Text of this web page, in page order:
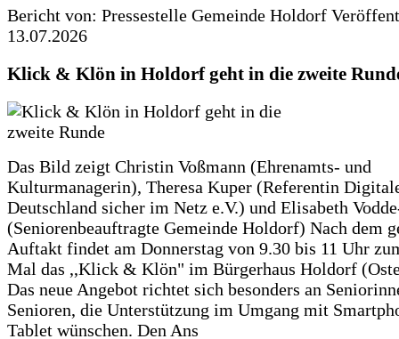
Bericht von: Pressestelle Gemeinde Holdorf
13.07.2026
Klick & Klön in Holdorf geht in die zweite
Das Bild zeigt Christin Voßmann (Ehrenamts- und
Kulturmanagerin), Theresa Kuper (Referentin
Deutschland sicher im Netz e.V.) und Elisabeth
(Seniorenbeauftragte Gemeinde Holdorf) Nach dem
Auftakt findet am Donnerstag von 9.30 bis 11 Uhr
Mal das ,,Klick & Klön" im Bürgerhaus Holdorf
Das neue Angebot richtet sich besonders an
Senioren, die Unterstützung im Umgang mit
Tablet wünschen. Den Ans